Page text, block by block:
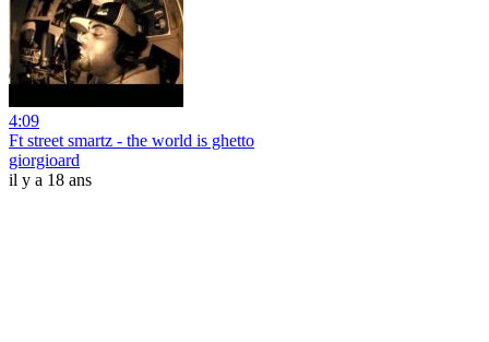
4:09
Ft street smartz - the world is ghetto
giorgioard
il y a 18 ans